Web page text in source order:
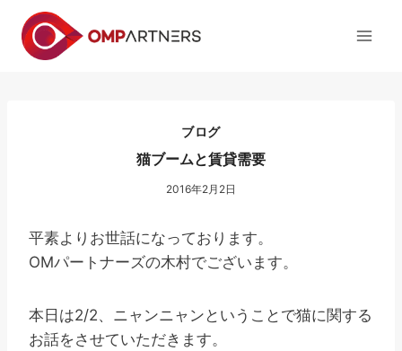
ブログ
猫ブームと賃貸需要
2016年2月2日
平素よりお世話になっております。
OMパートナーズの木村でございます。
本日は2/2、ニャンニャンということで猫に関する
お話をさせていただきます。